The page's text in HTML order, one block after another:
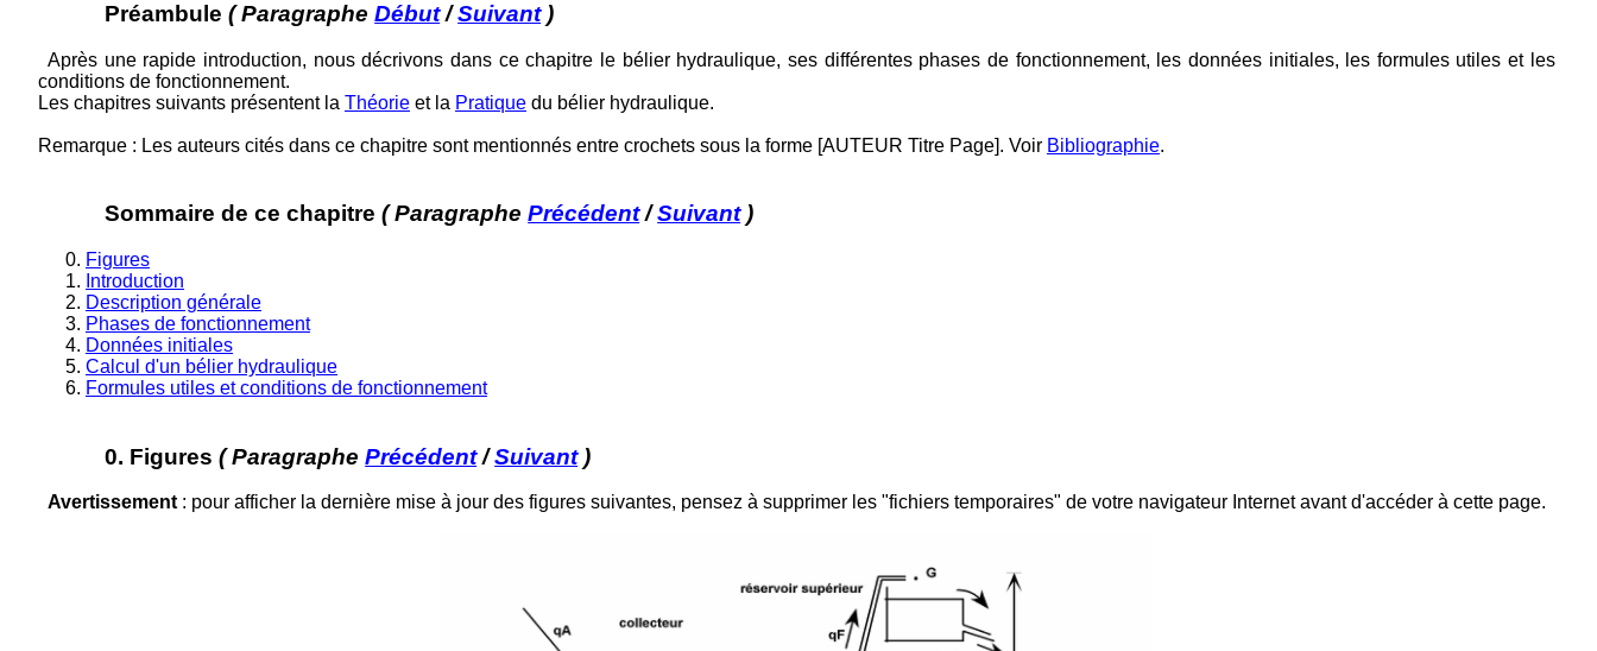
Préambule ( ParagrapheDébut/Suivant)
Après une rapide introduction, nous décrivons dans ce chapitre le bélier hydraulique, ses différentes phases de fonctionnement, les données initiales, les formules utiles et les
conditions de fonctionnement.
Les chapitres suivants présentent la Théorie et la Pratique du bélier hydraulique.
Remarque : Les auteurs cités dans ce chapitre sont mentionnés entre crochets sous la forme [AUTEUR Titre Page]. Voir Bibliographie.
Sommaire de ce chapitre ( ParagraphePrécédent/Suivant)
Figures
Introduction
Description générale
Phases de fonctionnement
Données initiales
Calcul d'un bélier hydraulique
Formules utiles et conditions de fonctionnement
0. Figures ( ParagraphePrécédent/Suivant)
Avertissement : pour afficher la dernière mise à jour des figures suivantes, pensez à supprimer les "fichiers temporaires" de votre navigateur Internet avant d'accéder à cette page.